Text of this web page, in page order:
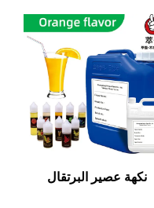
نكهة عصير البرتقال